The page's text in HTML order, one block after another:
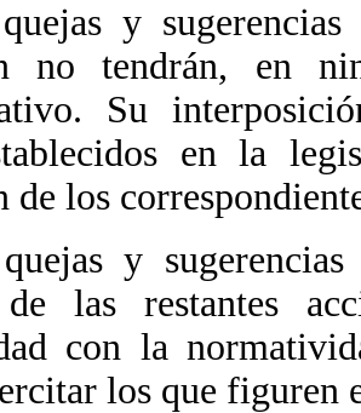
y
no tendrán, en
Su
en la
de los
y
las restantes
con la
los que figuren